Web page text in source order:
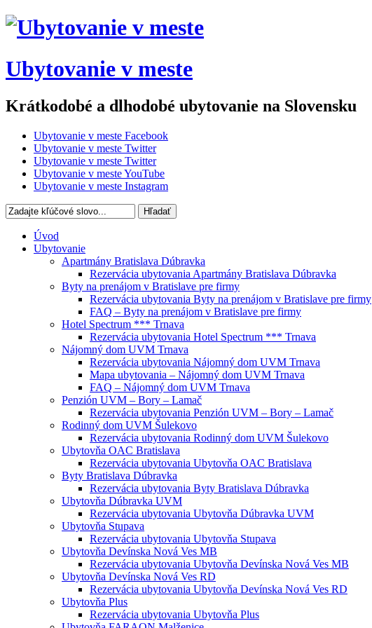
Ubytovanie v meste
Krátkodobé a dlhodobé ubytovanie na Slovensku
Ubytovanie v meste Facebook
Ubytovanie v meste Twitter
Ubytovanie v meste Twitter
Ubytovanie v meste YouTube
Ubytovanie v meste Instagram
Hľadať
Úvod
Ubytovanie
Apartmány Bratislava Dúbravka
Rezervácia ubytovania Apartmány Bratislava Dúbravka
Byty na prenájom v Bratislave pre firmy
Rezervácia ubytovania Byty na prenájom v Bratislave pre firmy
FAQ – Byty na prenájom v Bratislave pre firmy
Hotel Spectrum *** Trnava
Rezervácia ubytovania Hotel Spectrum *** Trnava
Nájomný dom UVM Trnava
Rezervácia ubytovania Nájomný dom UVM Trnava
Mapa ubytovania – Nájomný dom UVM Trnava
FAQ – Nájomný dom UVM Trnava
Penzión UVM – Bory – Lamač
Rezervácia ubytovania Penzión UVM – Bory – Lamač
Rodinný dom UVM Šulekovo
Rezervácia ubytovania Rodinný dom UVM Šulekovo
Ubytovňa OAC Bratislava
Rezervácia ubytovania Ubytovňa OAC Bratislava
Byty Bratislava Dúbravka
Rezervácia ubytovania Byty Bratislava Dúbravka
Ubytovňa Dúbravka UVM
Rezervácia ubytovania Ubytovňa Dúbravka UVM
Ubytovňa Stupava
Rezervácia ubytovania Ubytovňa Stupava
Ubytovňa Devínska Nová Ves MB
Rezervácia ubytovania Ubytovňa Devínska Nová Ves MB
Ubytovňa Devínska Nová Ves RD
Rezervácia ubytovania Ubytovňa Devínska Nová Ves RD
Ubytovňa Plus
Rezervácia ubytovania Ubytovňa Plus